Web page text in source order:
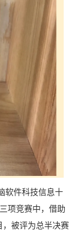
软件科技信息十
项竞赛中，借助
，被评为总半决赛